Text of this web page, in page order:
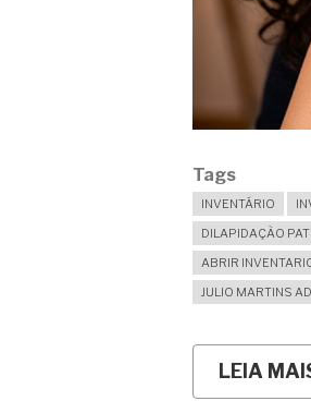
Tags
INVENTÁRIO
DILAPIDAÇÃO
ABRIR
JULIO MARTINS
LEIA